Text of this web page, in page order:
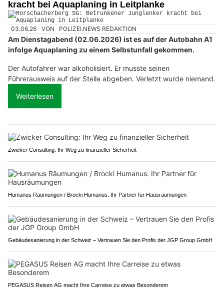
kracht bei Aquaplaning in Leitplanke
03.06.26 VON POLIZEI.NEWS REDAKTION
Am Dienstagabend (02.06.2026) ist es auf der Autobahn A1
infolge Aquaplaning zu einem Selbstunfall gekommen.
Der Autofahrer war alkoholisiert. Er musste seinen
Führerausweis auf der Stelle abgeben. Verletzt wurde niemand.
Weiterlesen
Zwicker Consulting: Ihr Weg zu finanzieller Sicherheit
Humanus Räumungen / Brocki Humanus: Ihr Partner für Hausräumungen
Gebäudesanierung in der Schweiz – Vertrauen Sie den Profis der JGP Group GmbH
PEGASUS Reisen AG macht Ihre Carreise zu etwas Besonderem